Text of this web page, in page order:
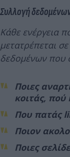
Συλλογή
Κάθε ενέργεια
μετατρέπεται
δεδομένων που
Ποιες
κοιτάς, πού
Που πατάς
Ποιον
Ποιες